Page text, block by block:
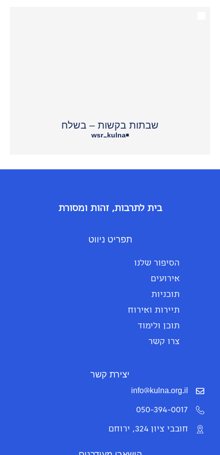
שבתות בקשות – בשלח
•
wsr_kulna
בית לתרבות, זהות ומסורת
תפריט ניווט
הסיפור שלנו
אירועים
תוכניות
תיירות ואירוח
תוכן ולימוד
צרו קשר
יצירת קשר
info@kulna.org.il
050-394-0017
חובבי ציון 324, ירוחם